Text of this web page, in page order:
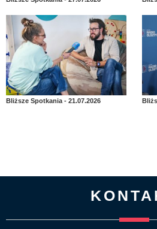
Bliższe Spotkania - 21.07.2026